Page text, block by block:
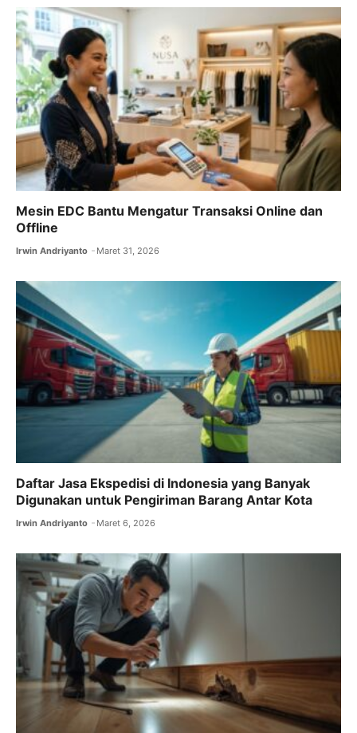
Mesin EDC Bantu Mengatur Transaksi Online dan
Offline
Irwin Andriyanto Maret 31, 2026
Daftar Jasa Ekspedisi di Indonesia yang Banyak
Digunakan untuk Pengiriman Barang Antar Kota
Irwin Andriyanto Maret 6, 2026